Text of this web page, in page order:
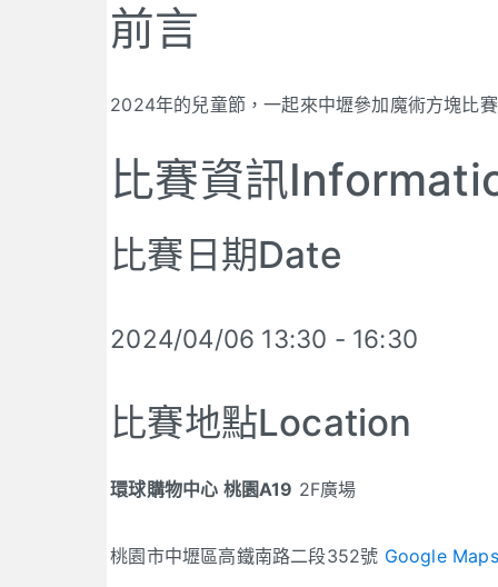
前言
2024年的兒童節，一起來中壢參加魔術方塊比
比賽資訊
比賽日期Date
2024/04/06 13:30 - 16:30
比賽地點Location
環球購物中心 桃園A19 2F廣場
桃園市中壢區高鐵南路二段352號 Google Maps